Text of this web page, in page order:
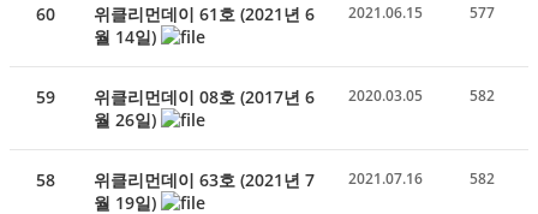
60
위클리먼데이 61호 (2021년 6
월 14일)
2021.06.15 577
59
위클리먼데이 08호 (2017년 6
월 26일)
2020.03.05 582
58
위클리먼데이 63호 (2021년 7
월 19일)
2021.07.16 582